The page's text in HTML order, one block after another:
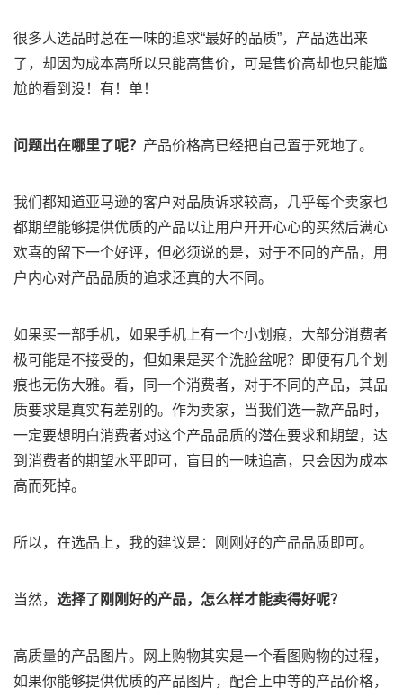
很多人选品时总在一味的追求“最好的品质”，产品选出来
了，却因为成本高所以只能高售价，可是售价高却也只能尴
尬的看到没！有！单！
问题出在哪里了呢？ 产品价格高已经把自己置于死地了。
我们都知道亚马逊的客户对品质诉求较高，几乎每个卖家也
都期望能够提供优质的产品以让用户开开心心的买然后满心
欢喜的留下一个好评，但必须说的是，对于不同的产品，用
户内心对产品品质的追求还真的大不同。
如果买一部手机，如果手机上有一个小划痕，大部分消费者
极可能是不接受的，但如果是买个洗脸盆呢？即便有几个划
痕也无伤大雅。看，同一个消费者，对于不同的产品，其品
质要求是真实有差别的。作为卖家，当我们选一款产品时，
一定要想明白消费者对这个产品品质的潜在要求和期望，达
到消费者的期望水平即可，盲目的一味追高，只会因为成本
高而死掉。
所以，在选品上，我的建议是：刚刚好的产品品质即可。
当然， 选择了刚刚好的产品，怎么样才能卖得好呢？
高质量的产品图片。网上购物其实是一个看图购物的过程，
如果你能够提供优质的产品图片，配合上中等的产品价格，